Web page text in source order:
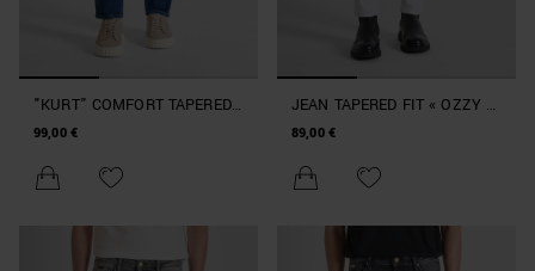
"KURT" COMFORT TAPERED
FIT JEANS IN AUTHENTIC
99,00 €
JEAN TAPERED FIT « OZZY »
EN DENIM ÉLASTIQUE
89,00 €